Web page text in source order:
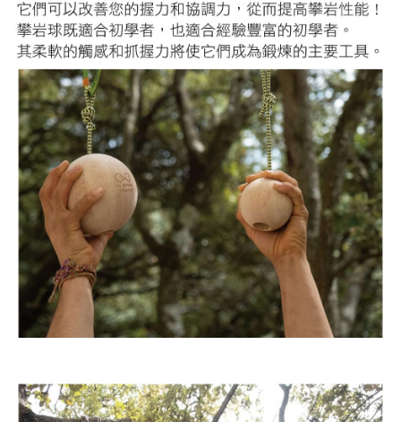
請求用戶進行身份認證。
５．嚴禁一人註冊多個帳號或使用他人資訊註冊。若發現惡意使用之情形，
恩沛科技股份有限公司將有權停止該用戶之使用額度並採取法律行動。